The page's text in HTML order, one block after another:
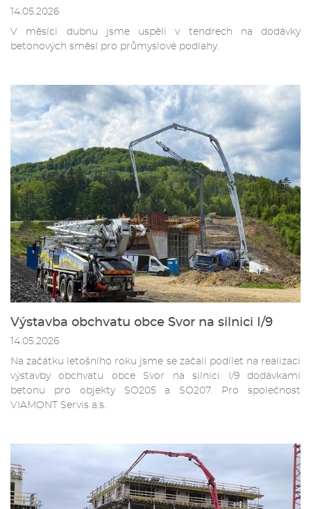
14.05.2026
V měsíci dubnu jsme uspěli v tendrech na dodávky
betonových směsí pro průmyslové podlahy.
Výstavba obchvatu obce Svor na silnici I/9
14.05.2026
Na začátku letošního roku jsme se začali podílet na realizaci
výstavby obchvatu obce Svor na silnici I/9 dodávkami
betonu pro objekty SO205 a SO207. Pro společnost
VIAMONT Servis a.s.